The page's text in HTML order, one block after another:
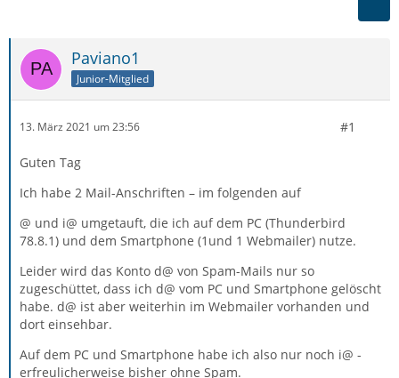
Paviano1
Junior-Mitglied
13. März 2021 um 23:56 #1
Guten Tag
Ich habe 2 Mail-Anschriften – im folgenden auf
@ und i@ umgetauft, die ich auf dem PC (Thunderbird
78.8.1) und dem Smartphone (1und 1 Webmailer) nutze.
Leider wird das Konto d@ von Spam-Mails nur so
zugeschüttet, dass ich d@ vom PC und Smartphone gelöscht
habe. d@ ist aber weiterhin im Webmailer vorhanden und
dort einsehbar.
Auf dem PC und Smartphone habe ich also nur noch i@ -
erfreulicherweise bisher ohne Spam.